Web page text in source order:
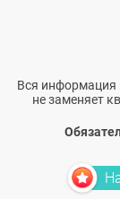
Вся информация
не заменяет